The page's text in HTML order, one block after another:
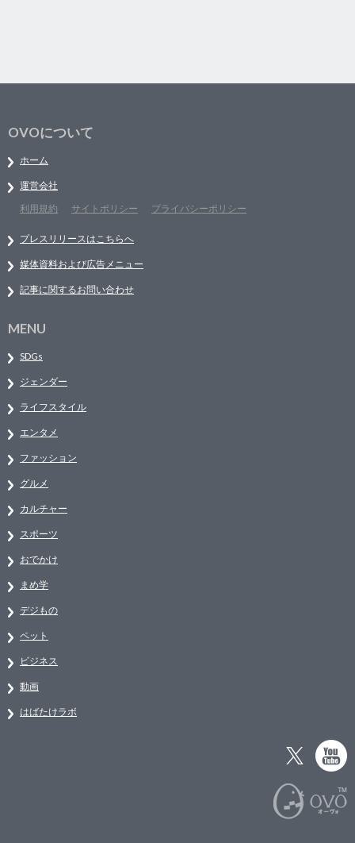
OVOについて
ホーム
運営会社
利用規約
サイトポリシー プライバシーポリシー
プレスリリースはこちらへ
媒体資料および広告メニュー
記事に関するお問い合わせ
MENU
SDGs
ジェンダー
ライフスタイル
エンタメ
ファッション
グルメ
カルチャー
スポーツ
おでかけ
まめ学
デジもの
ペット
ビジネス
動画
はばたけラボ